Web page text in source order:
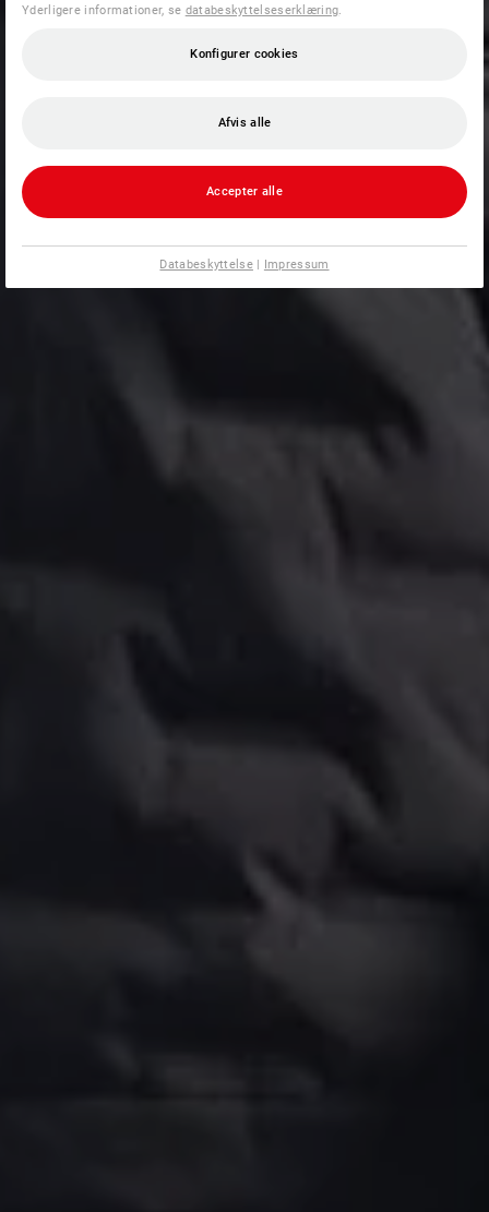
Yderligere informationer, se databeskyttelseserklæring.
Konfigurer cookies
Afvis alle
Accepter alle
Databeskyttelse| Impressum